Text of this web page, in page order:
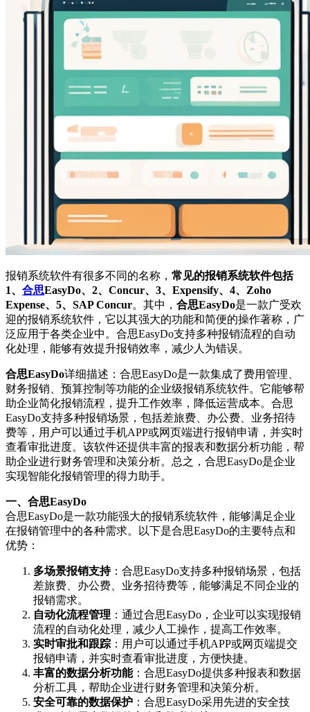
报销系统软件有很多不同的名称， 常见的报销系统软件包括
1、 合思EasyDo、2、Concur、3、Expensify、4、Zoho
Expense、5、SAP Concur。其中， 合思EasyDo是一款广受欢
迎的报销系统软件，它以其强大的功能和简便的操作著称，广
泛应用于各类企业中。合思EasyDo支持多种报销流程的自动
化处理，能够有效提升报销效率，减少人为错误。
合思EasyDo详细描述：合思EasyDo是一款集成了费用管理、
财务报销、预算控制等功能的企业级报销系统软件。它能够帮
助企业简化报销流程，提升工作效率，降低运营成本。合思
EasyDo支持多种报销场景，包括差旅费、办公费、业务招待
费等，用户可以通过手机APP或网页端进行报销申请，并实时
查看审批进度。该软件还提供丰富的报表和数据分析功能，帮
助企业进行财务管理和决策分析。总之，合思EasyDo是企业
实现智能化报销管理的得力助手。
一、合思EasyDo
合思EasyDo是一款功能强大的报销系统软件，能够满足企业
在报销管理中的各种需求。以下是合思EasyDo的主要特点和
优势：
多场景报销支持：合思EasyDo支持多种报销场景，包括
差旅费、办公费、业务招待费等，能够满足不同企业的
报销需求。
自动化流程管理 ：通过合思EasyDo，企业可以实现报销
流程的自动化处理，减少人工操作，提高工作效率。
实时审批和跟踪 ：用户可以通过手机APP或网页端提交
报销申请，并实时查看审批进度，方便快捷。
丰富的数据分析功能：合思EasyDo提供多种报表和数据
分析工具，帮助企业进行财务管理和决策分析。
安全可靠的数据保护 ：合思EasyDo采用先进的安全技